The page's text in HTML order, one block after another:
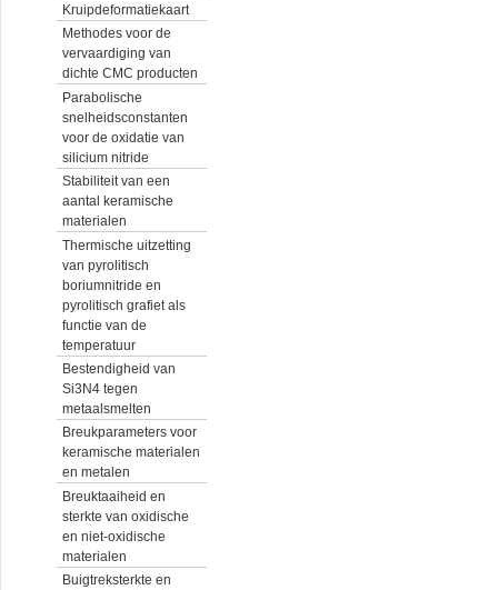
Kruipdeformatiekaart
Methodes voor de
vervaardiging van
dichte CMC producten
Parabolische
snelheidsconstanten
voor de oxidatie van
silicium nitride
Stabiliteit van een
aantal keramische
materialen
Thermische uitzetting
van pyrolitisch
boriumnitride en
pyrolitisch grafiet als
functie van de
temperatuur
Bestendigheid van
Si3N4 tegen
metaalsmelten
Breukparameters voor
keramische materialen
en metalen
Breuktaaiheid en
sterkte van oxidische
en niet-oxidische
materialen
Buigtreksterkte en